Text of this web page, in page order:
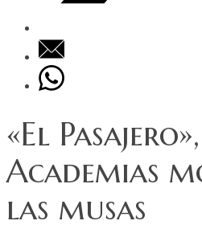
«El
Academias
las musas